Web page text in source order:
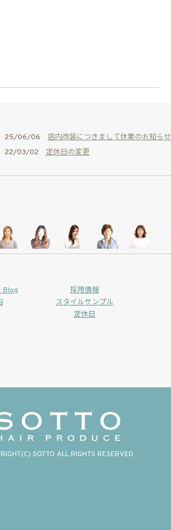
25/06/06 店内改装につきまして休業のお知らせ
22/03/02 定休日の変更
Blog
採用情報
スタイルサンプル
定休日
SOTTO ALL RIGHTS RESERVED